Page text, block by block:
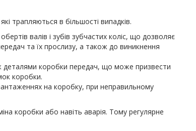
трапляються в більшості випадків.
валів і зубів зубчастих коліс, що дозволяє
та їх прослизу, а також до виникнення
деталями коробки передач, що може призвести
коробки.
на коробку, при неправильному
коробки або навіть аварія. Тому регулярне